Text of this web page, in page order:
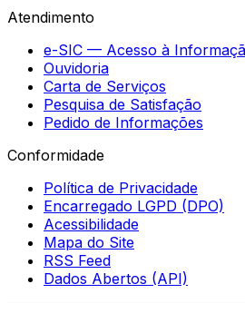
Atendimento
e-SIC — Acesso à
Ouvidoria
Carta de Serviços
Pesquisa de Satisfação
Pedido de Informações
Conformidade
Política de Privacidade
Encarregado LGPD (DPO)
Acessibilidade
Mapa do Site
RSS Feed
Dados Abertos (API)